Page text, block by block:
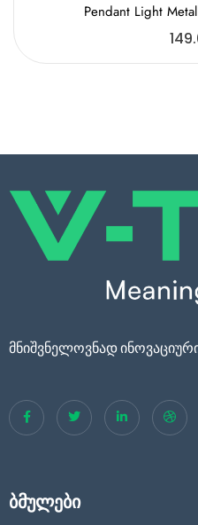
Pendant Light
მნიშვნელოვნად
ბმულები